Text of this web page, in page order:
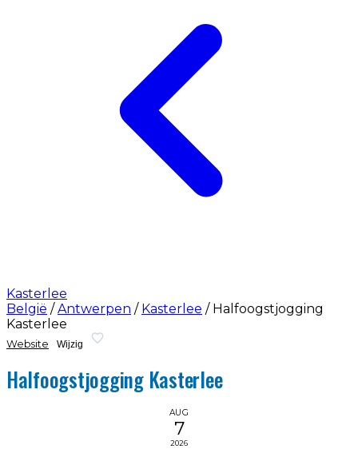
Kasterlee
België / Antwerpen / Kasterlee / Halfoogstjogging
Kasterlee
Website Wijzig
Halfoogstjogging Kasterlee
AUG
7
2026